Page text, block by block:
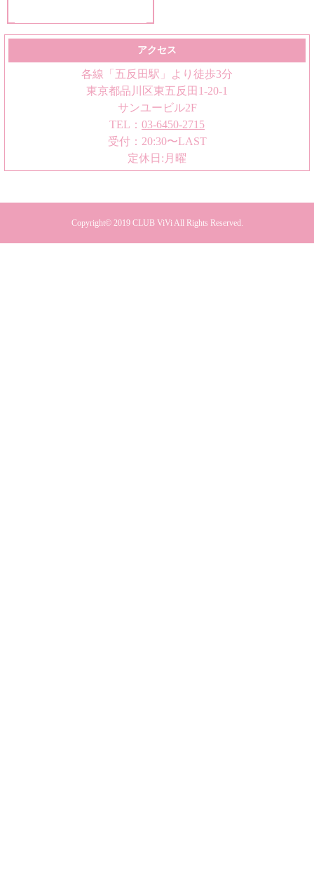
アクセス
各線「五反田駅」より徒歩3分
東京都品川区東五反田1-20-1
サンユービル2F
TEL： 03-6450-2715
受付：20:30〜LAST
定休日:月曜
Copyright© 2019 CLUB ViViAll Rights Reserved.